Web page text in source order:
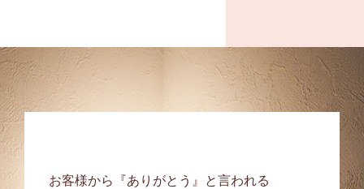
お客様から『ありがとう』と言われる